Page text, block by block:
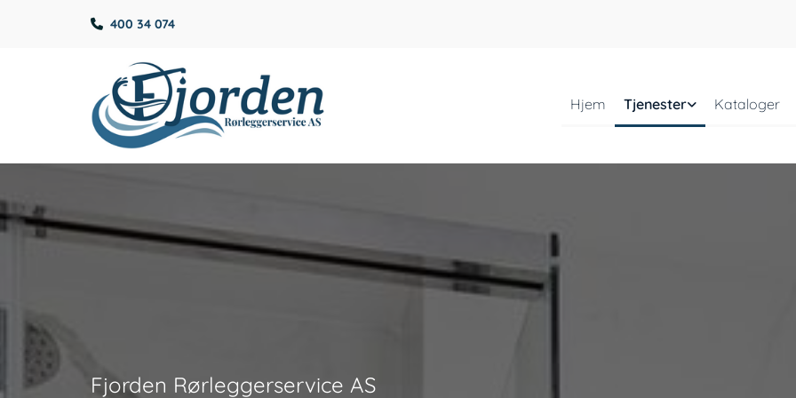
 400 34 074
Hjem Tjenester Kataloger
Fjorden Rørleggerservice AS